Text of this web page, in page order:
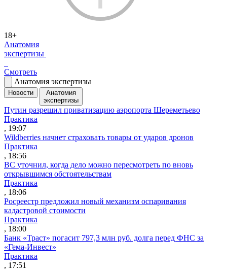
18+
Анатомия
экспертизы
Смотреть
Анатомия экспертизы
Новости
Анатомия
экспертизы
Путин разрешил приватизацию аэропорта Шереметьево
Практика
, 19:07
Wildberries начнет страховать товары от ударов дронов
Практика
, 18:56
ВС уточнил, когда дело можно пересмотреть по вновь
открывшимся обстоятельствам
Практика
, 18:06
Росреестр предложил новый механизм оспаривания
кадастровой стоимости
Практика
, 18:00
Банк «Траст» погасит 797,3 млн руб. долга перед ФНС за
«Гема-Инвест»
Практика
, 17:51